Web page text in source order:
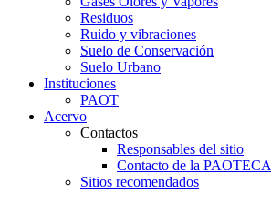
Residuos
Ruido y vibraciones
Suelo de Conservación
Suelo Urbano
Instituciones
PAOT
Acervo
Contactos
Responsables del sitio
Contacto de la PAOTECA
Sitios recomendados